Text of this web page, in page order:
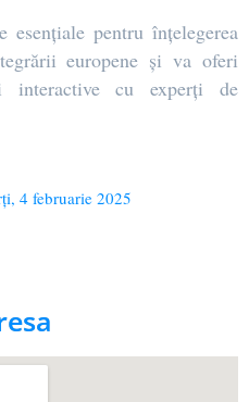
esențiale pentru înțelegerea
europene și va oferi
interactive cu experți de
4 februarie 2025